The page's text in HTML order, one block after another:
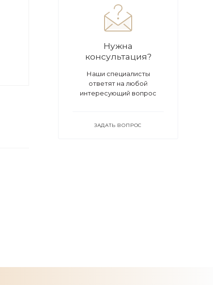
Нужна
консультация?
Наши специалисты
ответят на любой
интересующий вопрос
ЗАДАТЬ ВОПРОС